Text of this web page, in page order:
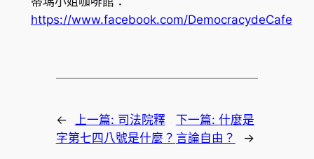
https://www.facebook.com/DemocracydeCafe
← 上一篇: 司法院釋
字第七四八號是什麼？
下一篇: 什麼是
言論自由？
→